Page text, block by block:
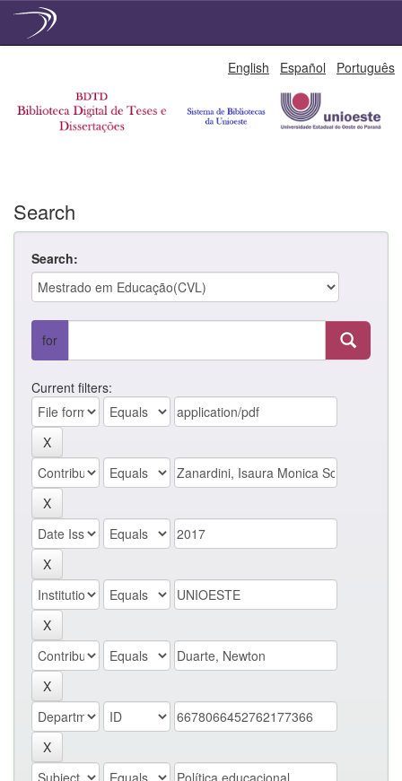
English Español Português
Search
Search:
for
Current filters: